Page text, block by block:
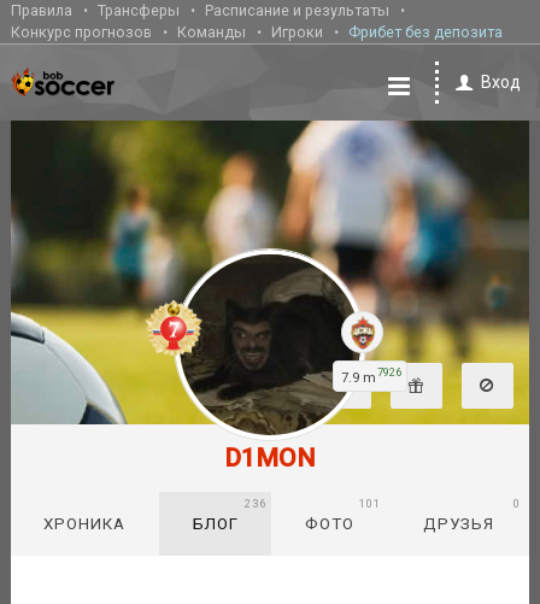
Правила Трансферы
Расписание и результаты
Конкурс прогнозов
Команды Игроки Фрибет без депозита
Вход
7.9 m 7926
D1MON
ХРОНИКА БЛОГ
236
ФОТО
101
ДРУЗЬЯ
0